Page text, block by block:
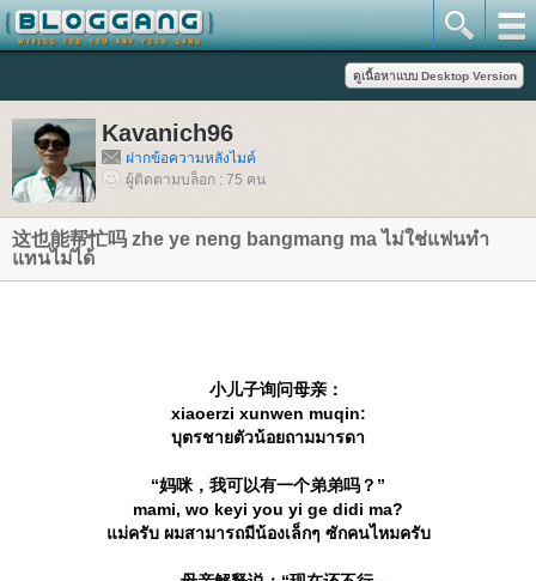
Kavanich96
ฝากข้อความหลังไมค์
ผู้ติดตามบล็อก : 75 คน
这也能帮忙吗 zhe ye neng bangmang ma ไม่ใช่แฟนทำ
ทนไม่ได้
小儿子询问母亲：
xiaoerzi xunwen muqin:
บุตรชายตัวน้อยถามมารดา
“妈咪，我可以有一个弟弟吗？”
mami, wo keyi you yi ge didi ma?
ม่ครับ ผมสามารถมีน้องเล็กๆ ซักคนไหมครับ